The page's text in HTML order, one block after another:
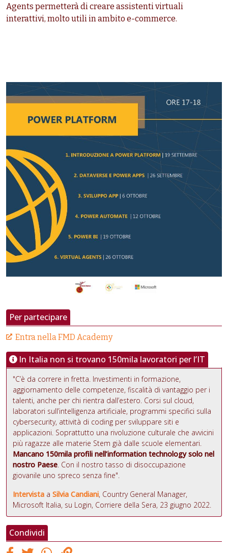
Agents permetterà di creare assistenti virtuali
interattivi, molto utili in ambito e-commerce.
Per partecipare
Entra nella FMD Academy
In Italia non si trovano 150mila lavoratori per l’IT
"C’è da correre in fretta. Investimenti in formazione,
aggiornamento delle competenze, fiscalità di vantaggio per i
talenti, anche per chi rientra dall’estero. Corsi sul cloud,
laboratori sull’intelligenza artificiale, programmi specifici sulla
cybersecurity, attività di coding per sviluppare siti e
applicazioni. Soprattutto una rivoluzione culturale che avvicini
più ragazze alle materie Stem già dalle scuole elementari.
Mancano 150mila profili nell’information technology solo nel
nostro Paese. Con il nostro tasso di disoccupazione
giovanile uno spreco senza fine".
Intervista a Silvia Candiani, Country General Manager,
Microsoft Italia, su Login, Corriere della Sera, 23 giugno 2022.
Condividi